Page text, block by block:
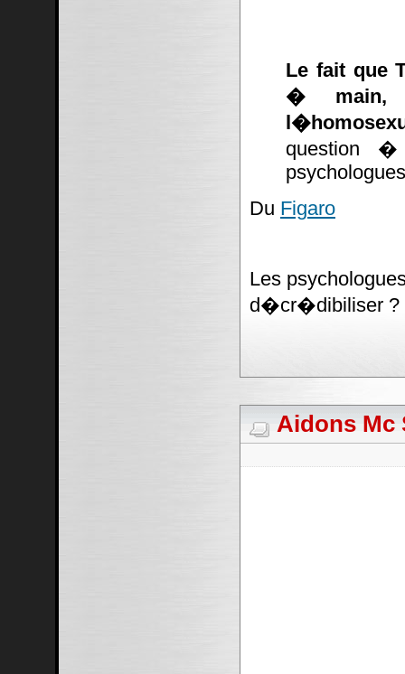
Le fait que
� main,
question �
Du Figaro
Les
d�cr�dibiliser ?
Aidons Mc